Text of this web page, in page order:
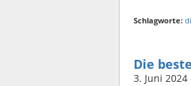
Schlagworte:
Die
3. Juni 2024